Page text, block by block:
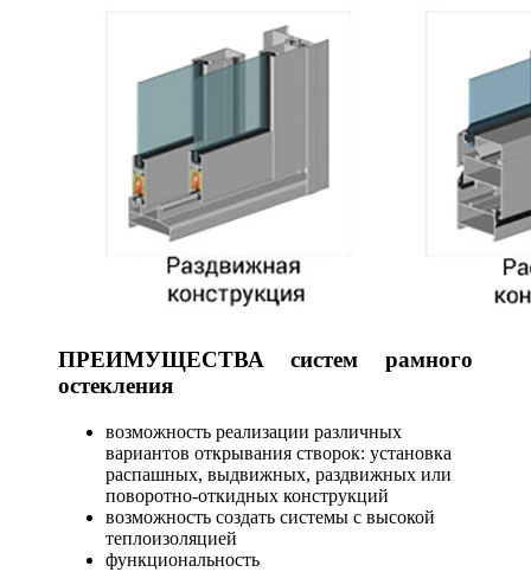
ПРЕИМУЩЕСТВА систем рамного
остекления
возможность реализации различных
вариантов открывания створок: установка
распашных, выдвижных, раздвижных или
поворотно-откидных конструкций
возможность создать системы с высокой
теплоизоляцией
функциональность